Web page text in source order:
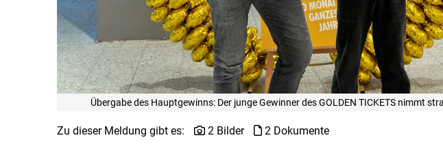
Übergabe des Hauptgewinns: Der junge Gewinner des GOLDEN TICKETS nimmt
Zu dieser Meldung gibt es: 2 Bilder 2 Dokumente